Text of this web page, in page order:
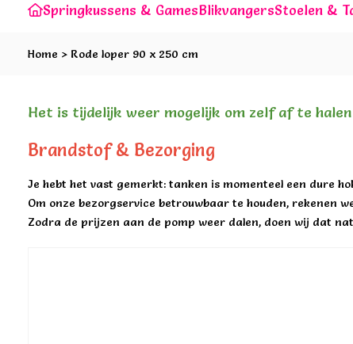
Springkussens & GamesBlikvangersStoelen &
Home > Rode loper 90 x 250 cm
Het is tijdelijk weer mogelijk om zelf af te
Brandstof & Bezorging
Je hebt het vast gemerkt: tanken is momenteel een dure
Om onze bezorgservice betrouwbaar te houden, rekenen
Zodra de prijzen aan de pomp weer dalen, doen wij dat